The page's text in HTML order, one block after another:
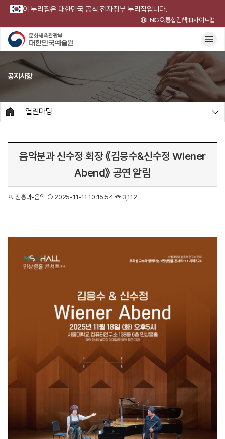
이 누리집은 대한민국 공식 전자정부 누리집입니다.
ENG 통합검색 사이트맵
공지사항
HOME
열린마당
음악분과 신수정 회장 《김응수&신수정 Wiener
Abend》 공연 알림
진흥과-음악 2025-11-11 10:15:54 3,112